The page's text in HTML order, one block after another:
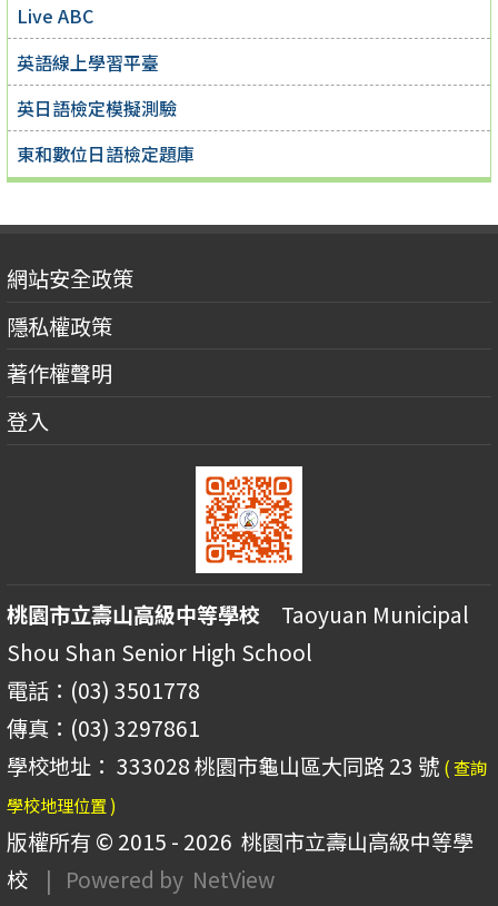
Live ABC
英語線上學習平臺
英日語檢定模擬測驗
東和數位日語檢定題庫
網站安全政策
隱私權政策
著作權聲明
登入
桃園市立壽山高級中等學校 Taoyuan Municipal
Shou Shan Senior High School
電話：(03) 3501778
傳真：(03) 3297861
學校地址： 333028 桃園市龜山區大同路 23 號 ( 查詢
學校地理位置 )
版權所有 © 2015 - 2026 桃園市立壽山高級中等學
校
| Powered by NetView